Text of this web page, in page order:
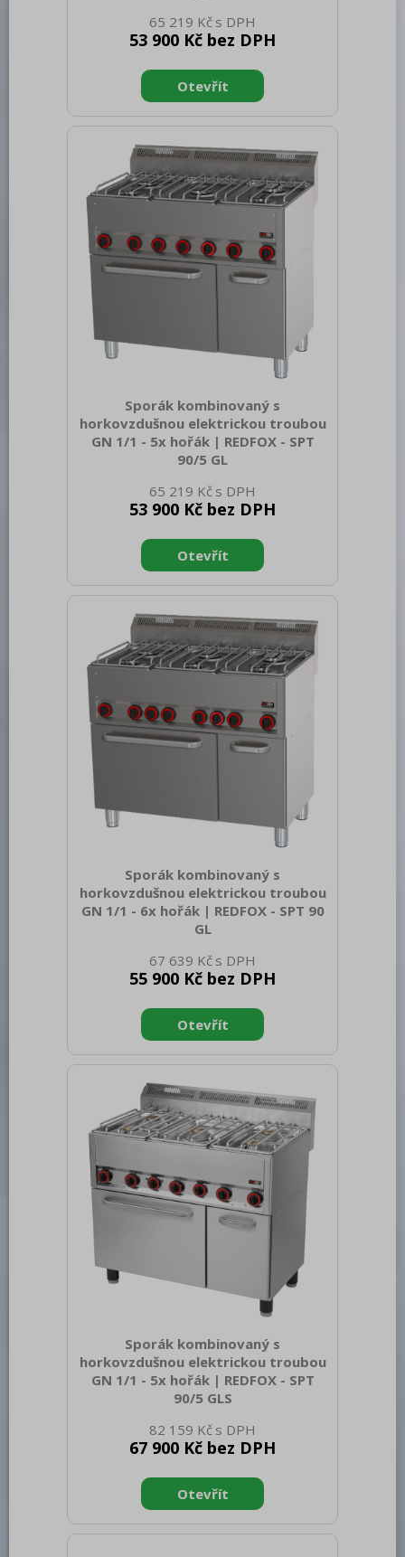
658 Hloubka netto [mm]: 609 Výška
netto [mm]: 900 Hmotnost netto [kg]:
brutto [mm]: 725 Výška brutto [mm]:
1120 Hmotnost brutto [kg]: 72.00 Typ
spotřebiče: Kombinované zařízení
Příkon elektrický [kW]: 3.130 Napájení:
230 V / 1N - 50 Hz Výkon plynový [kW]:
18.000 Druh připojení plynu: Zemní plyn,
propan butan Stupeň krytí ovládacích
65 219 Kč
53 900 Kč bez DPH
Sporák kombinovaný s
horkovzdušnou elektrickou troubou
GN 1/1 - 5x hořák | REDFOX - SPT
90/5 GL
988 Hloubka netto [mm]: 609 Výška
netto [mm]: 900 Hmotnost netto [kg]:
brutto [mm]: 1055 Výška brutto [mm]:
1120 Hmotnost brutto [kg]: 79.00 Typ
spotřebiče: Kombinované zařízení
Příkon elektrický [kW]: 3.130 Napájení:
230 V / 1N - 50 Hz Výkon plynový [kW]:
16.800 Druh připojení plynu: Zemní plyn,
propan butan Stupeň krytí ovládacích
65 219 Kč
53 900 Kč bez DPH
Sporák kombinovaný s
horkovzdušnou elektrickou troubou
GN 1/1 - 6x hořák | REDFOX - SPT 90
GL
988 Hloubka netto [mm]: 609 Výška
netto [mm]: 900 Hmotnost netto [kg]:
brutto [mm]: 1055 Výška brutto [mm]:
1120 Hmotnost brutto [kg]: 95.00 Typ
spotřebiče: Kombinované zařízení
Příkon elektrický [kW]: 3.130 Napájení:
230 V / 1N - 50 Hz Výkon plynový [kW]:
19.800 Druh připojení plynu: Zemní plyn,
propan butan Stupeň krytí ovládacích
prvků: IPX4 Materiál: AISI
67 639 Kč
55 900 Kč bez DPH
Sporák kombinovaný s
horkovzdušnou elektrickou troubou
GN 1/1 - 5x hořák | REDFOX - SPT
90/5 GLS
988 Hloubka netto [mm]: 609 Výška
netto [mm]: 900 Hmotnost netto [kg]:
brutto [mm]: 1055 Výška brutto [mm]:
1120 Hmotnost brutto [kg]: 95.00 Typ
spotřebiče: Kombinované zařízení
82 159 Kč
67 900 Kč bez DPH